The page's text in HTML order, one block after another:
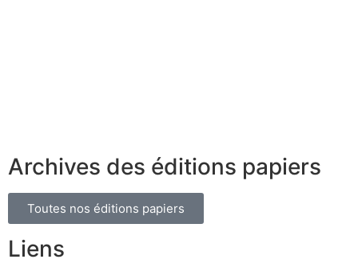
Archives des éditions papiers
Toutes nos éditions papiers
Liens